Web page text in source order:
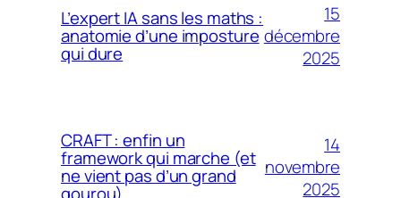
L’expert IA sans les maths :
anatomie d’une imposture
qui dure
15
décembre
2025
CRAFT : enfin un
framework qui marche (et
ne vient pas d’un grand
14
novembre
2025